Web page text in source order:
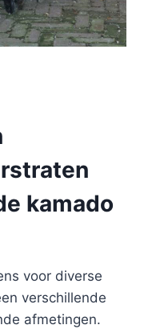
kamado
voor diverse
verschillende
afmetingen.